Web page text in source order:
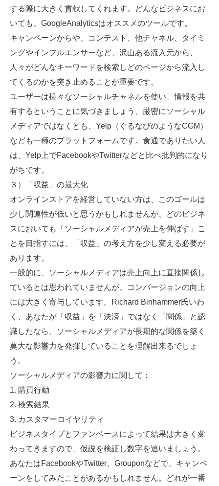
する際に大きく貢献してくれます。どんなビジネスにお
いても、GoogleAnalyticsはオススメのツールです。
キャンペーンからや、コンテスト、他チャネル、タイミ
ングやインフルエンサーなど、沢山ある流入元から、
人々がどんなキーワードを検索しどのページから流入し
てくるのかを突き止めることが重要です。
ユーザーは様々なソーシャルチャネルを使い、情報を共
有するということに気づきましょう。厳密にソーシャル
メディアではなくとも、Yelp（ぐるなびのようなCGM）
なども一種のプラットフォームです。食通でありたい人
は、Yelp上でFacebookやTwitterなどと比べ批判的になり
がちです。
３）「収益」の最大化
オンラインストアを経営していない方は、このゴールは
少し関連性が低いと思うかもしれませんが、どのビジネ
スにおいても「ソーシャルメディアが売上を伸ばす」こ
とを目指すには、「収益」の考え方を少し変える必要が
あります。
一般的に、ソーシャルメディアは売上向上に直接関係し
ているとは思われていませんが、コンバージョンの向上
には大きく寄与しています。Richard Binhammer氏いわ
く、あなたが「収益」を「決済」ではなく「関係」と認
識したなら、ソーシャルメディアが長期的な関係を築く
莫大な影響力を発揮していることを理解出来るでしょ
う。
ソーシャルメディアの影響力に関して：
1. 購買行動
2. 検索結果
3. カスタマーロイヤリティ
ビジネスタイプとファンベースによって結果は大きく変
わってきますので、仮説を検証し数字を追いましょう。
あなたはFacebookやTwitter、Grouponなどで、キャンペ
ーンをしてみたことがあるかもしれません。どれが一番